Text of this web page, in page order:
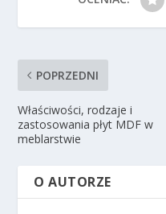
POPRZEDNI
Właściwości, rodzaje i
zastosowania płyt MDF w
meblarstwie
O AUTORZE